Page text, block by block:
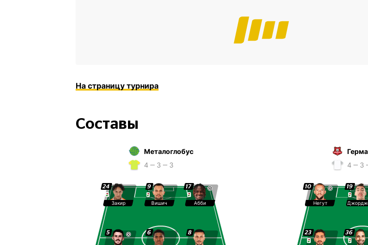
На страницу турнира
Составы
Металоглобус
4 ‒ 3 ‒ 3
9
Вишич
8
5
24
Закир
17
Абби
6
4 ‒ 3
36
23
10
Негут
19